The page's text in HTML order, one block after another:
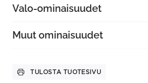
Valo-ominaisuudet
Muut ominaisuudet
TULOSTA TUOTESIVU